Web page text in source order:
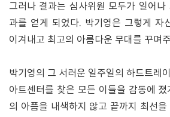
그러나 결과는 심사위원 모두가 일어나
과를 얻게 되었다. 박기영은 그렇게 자
이겨내고 최고의 아름다운 무대를 꾸며
박기영의 그 서러운 일주일의 하드트레
아트센터를 찾은 모든 이들을 감동에
의 아픔을 내색하지 않고 끝까지 최선